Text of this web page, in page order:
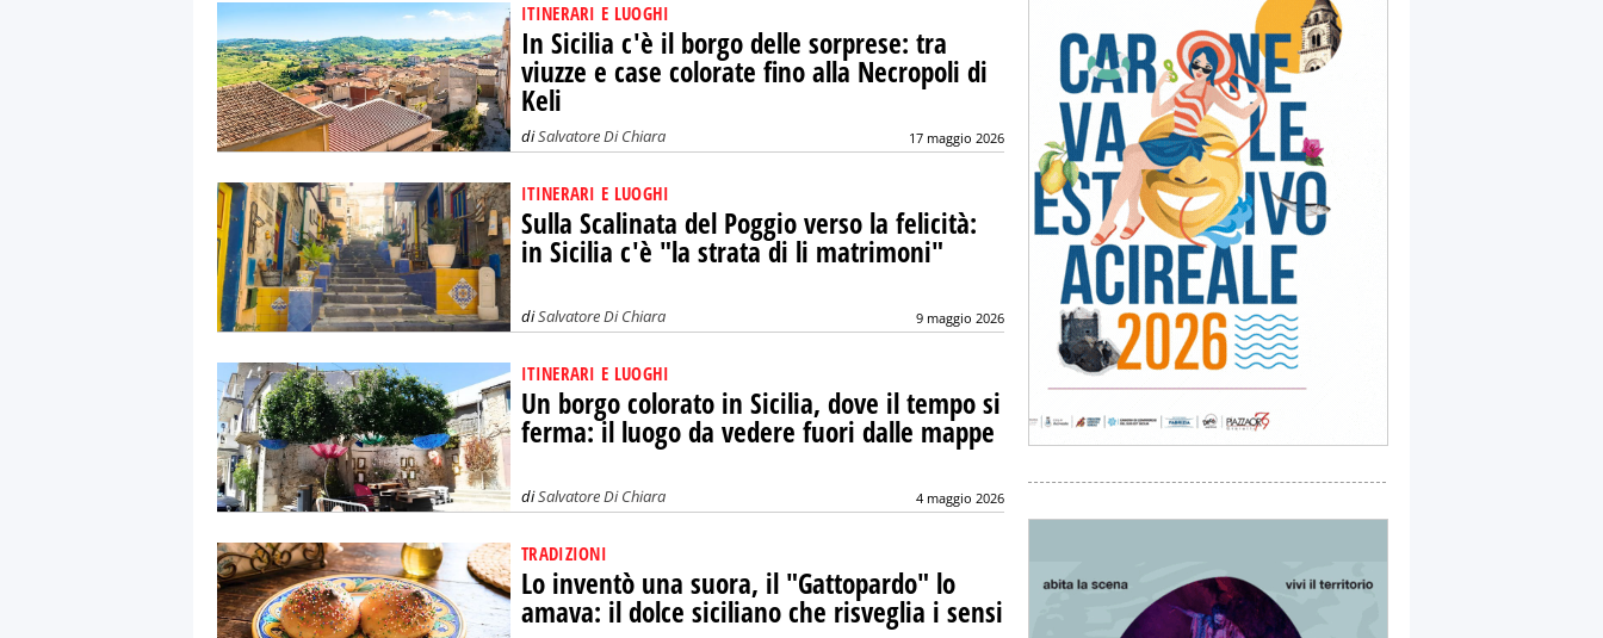
ITINERARI E LUOGHI
In Sicilia c'è il borgo delle sorprese: tra
viuzze e case colorate fino alla Necropoli di
Keli
diSalvatore Di Chiara 17 maggio 2026
ITINERARI E LUOGHI
Sulla Scalinata del Poggio verso la felicità:
in Sicilia c'è "la strata di li matrimoni"
diSalvatore Di Chiara 9 maggio 2026
ITINERARI E LUOGHI
Un borgo colorato in Sicilia, dove il tempo si
ferma: il luogo da vedere fuori dalle mappe
diSalvatore Di Chiara 4 maggio 2026
TRADIZIONI
Lo inventò una suora, il "Gattopardo" lo
amava: il dolce siciliano che risveglia i sensi